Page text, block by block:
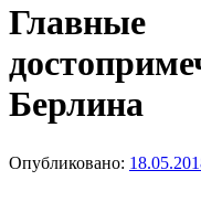
Главные
Берлина
Опубликовано: